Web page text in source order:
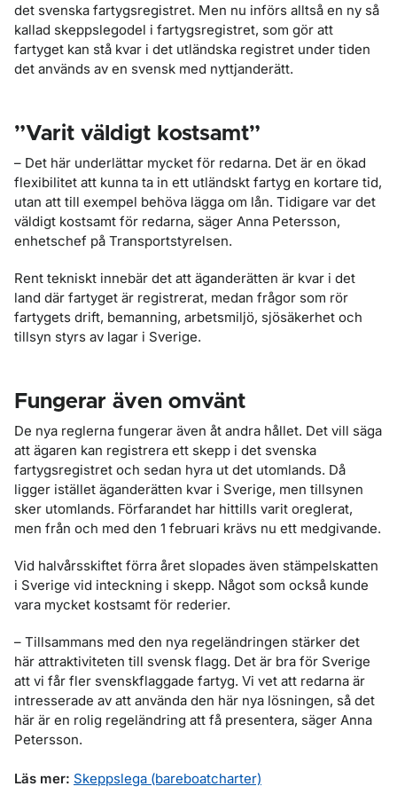
det svenska fartygsregistret. Men nu införs alltså en ny så
kallad skeppslegodel i fartygsregistret, som gör att
fartyget kan stå kvar i det utländska registret under tiden
det används av en svensk med nyttjanderätt.
”Varit väldigt kostsamt”
– Det här underlättar mycket för redarna. Det är en ökad
flexibilitet att kunna ta in ett utländskt fartyg en kortare tid,
utan att till exempel behöva lägga om lån. Tidigare var det
väldigt kostsamt för redarna, säger Anna Petersson,
enhetschef på Transportstyrelsen.
Rent tekniskt innebär det att äganderätten är kvar i det
land där fartyget är registrerat, medan frågor som rör
fartygets drift, bemanning, arbetsmiljö, sjösäkerhet och
tillsyn styrs av lagar i Sverige.
Fungerar även omvänt
De nya reglerna fungerar även åt andra hållet. Det vill säga
att ägaren kan registrera ett skepp i det svenska
fartygsregistret och sedan hyra ut det utomlands. Då
ligger istället äganderätten kvar i Sverige, men tillsynen
sker utomlands. Förfarandet har hittills varit oreglerat,
men från och med den 1 februari krävs nu ett medgivande.
Vid halvårsskiftet förra året slopades även stämpelskatten
i Sverige vid inteckning i skepp. Något som också kunde
vara mycket kostsamt för rederier.
– Tillsammans med den nya regeländringen stärker det
här attraktiviteten till svensk flagg. Det är bra för Sverige
att vi får fler svenskflaggade fartyg. Vi vet att redarna är
intresserade av att använda den här nya lösningen, så det
här är en rolig regeländring att få presentera, säger Anna
Petersson.
Läs mer: Skeppslega (bareboatcharter)